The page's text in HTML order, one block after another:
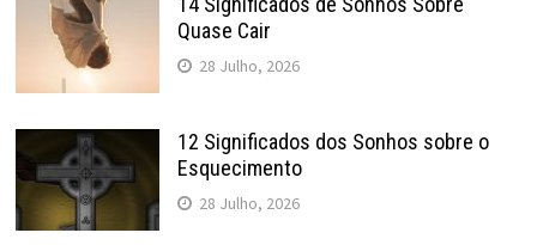
Quase Cair
28 Julho, 2026
12 Significados dos Sonhos sobre o
Esquecimento
28 Julho, 2026